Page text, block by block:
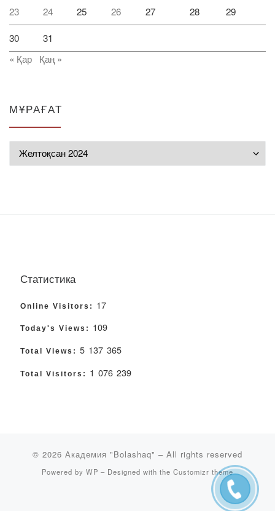
23 24 25 26 27 28 29
30
31
« Қар
Қаң »
МҰРАҒАТ
Статистика
Online Visitors: 17
Today's Views: 109
Total Views: 5 137 365
Total Visitors: 1 076 239
© 2026 Академия "Bolashaq" – All rights reserved
Powered by WP – Designed with the Customizr theme